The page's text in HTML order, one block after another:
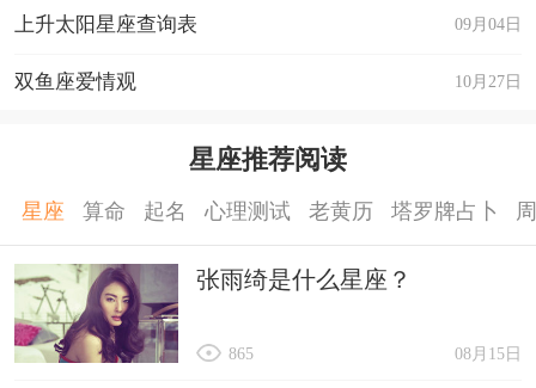
09月04日
上升太阳星座查询表
10月27日
双鱼座爱情观
星座推荐阅读
星座 算命 起名 心理测试 老黄历 塔罗牌占卜
张雨绮是什么星座？
08月15日
865